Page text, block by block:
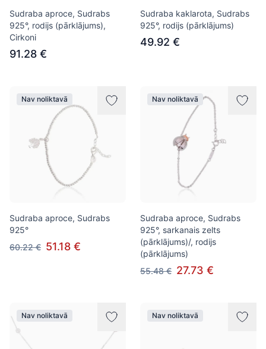
Sudraba aproce, Sudrabs
925°, rodijs (pārklājums),
Cirkoni
91.28 €
Sudraba kaklarota, Sudrabs
925°, rodijs (pārklājums)
49.92 €
Nav noliktavā
Sudraba aproce, Sudrabs
925°
60.22 € 51.18 €
Nav noliktavā
Sudraba aproce, Sudrabs
925°, sarkanais zelts
(pārklājums)/, rodijs
(pārklājums)
55.48 € 27.73 €
Nav noliktavā Nav noliktavā